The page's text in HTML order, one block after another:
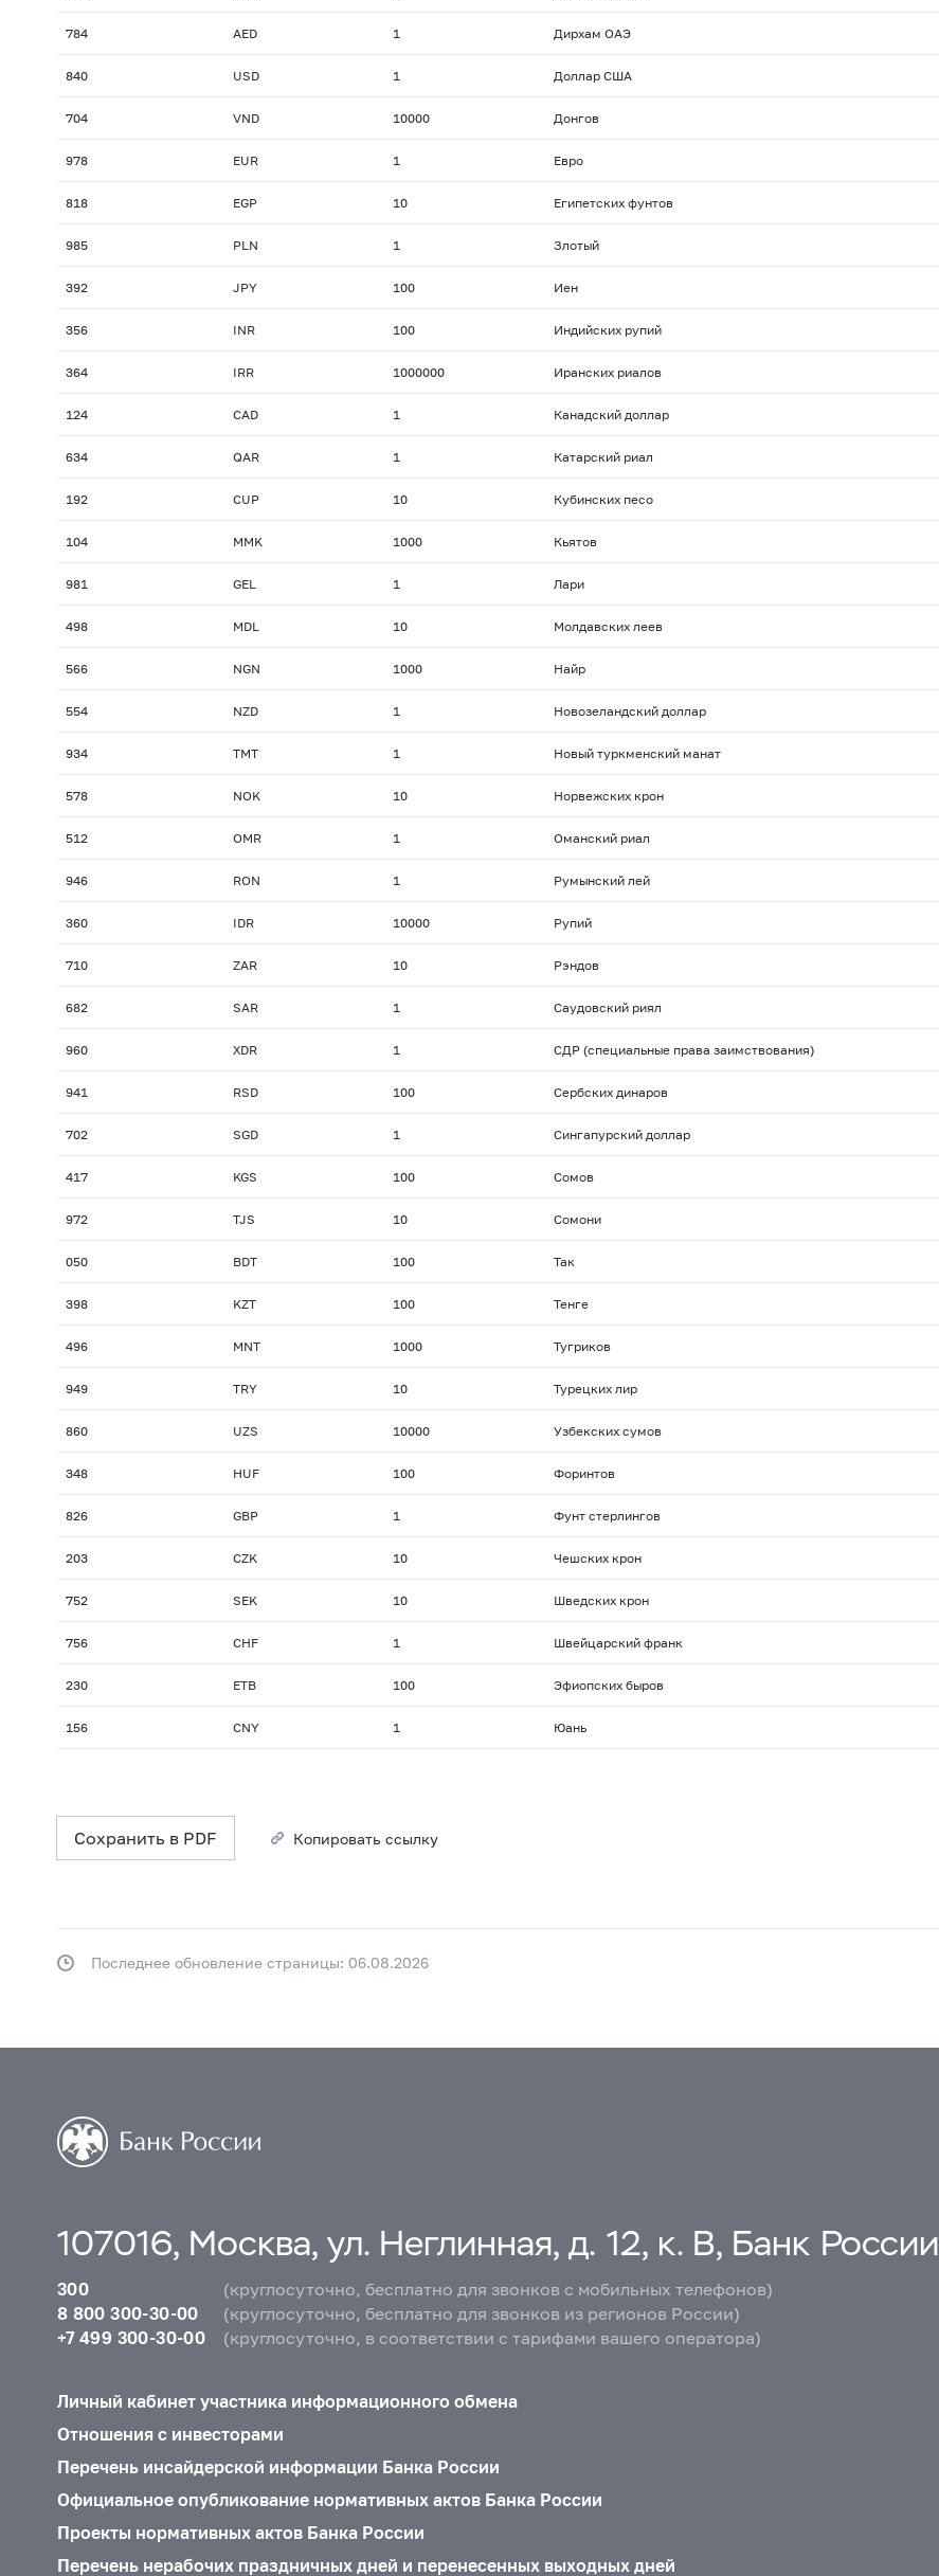
784 AED 1 Дирхам ОАЭ
840 USD 1 Доллар США
704 VND 10000 Донгов
978 EUR 1 Евро
818 EGP 10 Египетских фунтов
985 PLN 1 Злотый
392 JPY 100 Иен
356 INR 100 Индийских рупий
364 IRR 1000000 Иранских риалов
124 CAD 1 Канадский доллар
634 QAR 1 Катарский риал
192 CUP 10 Кубинских песо
104 MMK 1000 Кьятов
981 GEL 1 Лари
498 MDL 10 Молдавских леев
566 NGN 1000 Найр
554 NZD 1 Новозеландский доллар
934 TMT 1 Новый туркменский манат
578 NOK 10 Норвежских крон
512 OMR 1 Оманский риал
946 RON 1 Румынский лей
360 IDR 10000 Рупий
710 ZAR 10 Рэндов
682 SAR 1 Саудовский риял
960 XDR 1 СДР (специальные права заимствования)
941 RSD 100 Сербских динаров
702 SGD 1 Сингапурский доллар
417 KGS 100 Сомов
972 TJS 10 Сомони
050 BDT 100 Так
398 KZT 100 Тенге
496 MNT 1000 Тугриков
949 TRY 10 Турецких лир
860 UZS 10000 Узбекских сумов
348 HUF 100 Форинтов
826 GBP 1 Фунт стерлингов
203 CZK 10 Чешских крон
752 SEK 10 Шведских крон
756 CHF 1 Швейцарский франк
230 ETB 100 Эфиопских быров
156 CNY 1 Юань
Сохранить в PDF Копировать ссылку
Последнее обновление страницы: 06.08.2026
107016, Москва, ул. Неглинная, д. 12, к. В, Банк России
300
(круглосуточно, бесплатно для звонков с мобильных телефонов)
8 800 300-30-00
(круглосуточно, бесплатно для звонков из регионов России)
+7 499 300-30-00
(круглосуточно, в соответствии с тарифами вашего оператора)
Личный кабинет участника информационного обмена
Отношения с инвесторами
Перечень инсайдерской информации Банка России
Официальное опубликование нормативных актов Банка России
Проекты нормативных актов Банка России
Перечень нерабочих праздничных дней и перенесенных выходных дней